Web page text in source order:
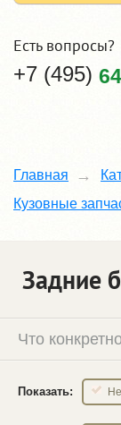
Есть вопросы?
+7 (495)
Главная
Кузовные
Задние
Что
Показать: